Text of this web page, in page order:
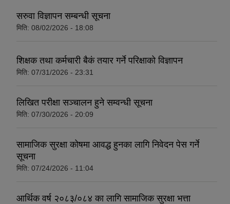
सरुवा विज्ञापन सम्बन्धी सूचना
मिति: 08/02/2026 - 18:08
शिक्षक तथा कर्मचारी बैकं तयार गर्ने परिक्षाको विज्ञापन
मिति: 07/31/2026 - 23:31
लिखित परीक्षा सञ्चालन हुने सम्वन्धी सूचना
मिति: 07/30/2026 - 20:09
सामाजिक सुरक्षा कोषमा आवद्ध हुनका लागि निवेदन पेस गर्ने
सूचना
मिति: 07/24/2026 - 11:04
आर्थिक वर्ष २०८३/०८४ का लागि सामाजिक सुरक्षा भत्ता